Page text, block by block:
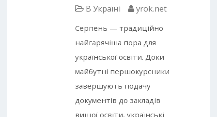
В Україні yrok.net
Серпень — традиційно
найгарячіша пора для
української освіти. Доки
майбутні першокурсники
завершують подачу
документів до закладів
вищої освіти, українські